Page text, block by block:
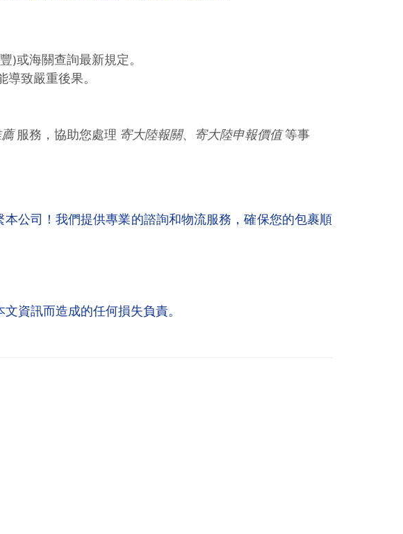
)或海關查詢最新規定。
致嚴重後果。
服務，協助您處理 寄大陸報關、 寄大陸申報價值等事
公司！我們提供專業的諮詢和物流服務，確保您的包裹順
資訊而造成的任何損失負責。